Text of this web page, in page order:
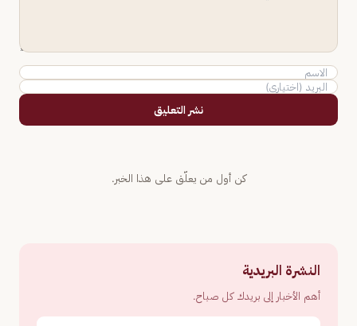
نشر التعليق
كن أول من يعلّق على هذا الخبر.
النشرة البريدية
أهم الأخبار إلى بريدك كل صباح.